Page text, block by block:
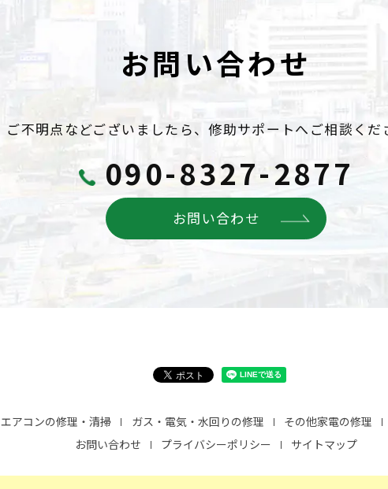
お問い合わせ
ご不明点などございましたら、修助サポートへご相談くだ
090-8327-2877
お問い合わせ
エアコンの修理・清掃 ガス・電気・水回りの修理 その他家電の修理
お問い合わせ
プライバシーポリシー サイトマップ